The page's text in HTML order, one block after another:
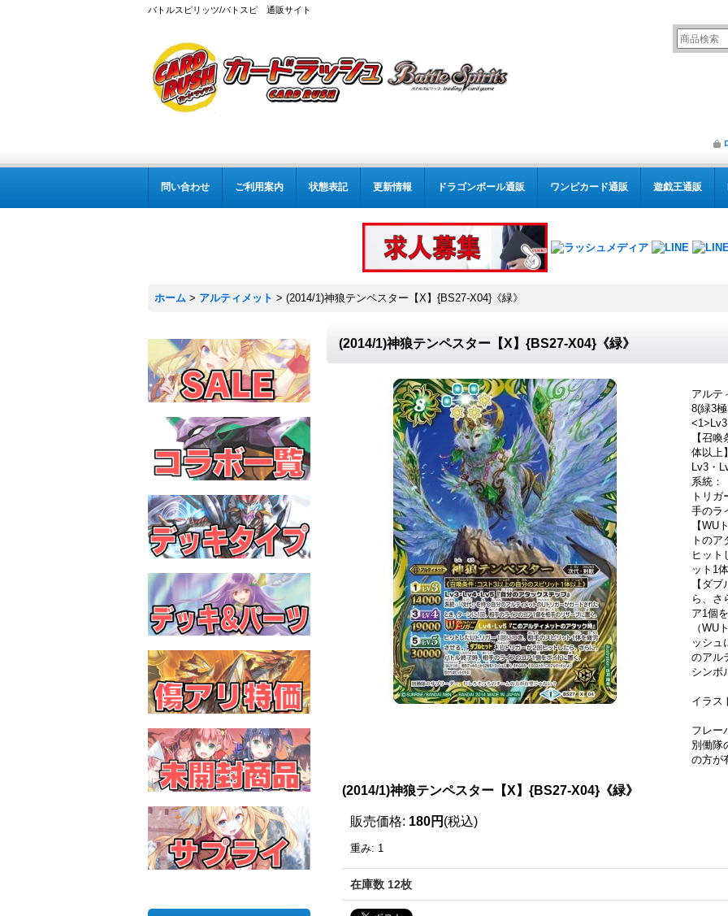
バトルスピリッツ/バトスピ 通販サイト
問い合わせ ご利用案内 状態表記 更新情報 ドラゴンボール通販 ワンピカード通販 遊戯王通販
ホーム > アルティメット > (2014/1)神狼テンペスター【X】{BS27-X04}《緑》
(2014/1)神狼テンペスター【X】{BS27-X04}《緑》
アルテ
8(緑3
【召
体以上
Lv3・
系統：
トリ
手のラ
【WU
トのア
ヒット
ット1
【ダ
ら、さ
ア1個
（WU
ッシュ
のアル
シンボ
イラス
フレー
別働隊
の方が
(2014/1)神狼テンペスター【X】{BS27-X04}《緑》
販売価格: 180円 (税込)
重み: 1
在庫数 12枚